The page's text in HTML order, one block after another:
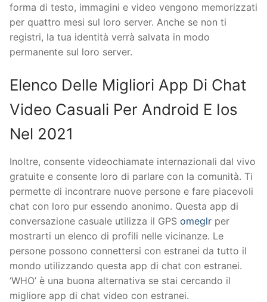
forma di testo, immagini e video vengono memorizzati
per quattro mesi sul loro server. Anche se non ti
registri, la tua identità verrà salvata in modo
permanente sul loro server.
Elenco Delle Migliori App Di Chat
Video Casuali Per Android E Ios
Nel 2021
Inoltre, consente videochiamate internazionali dal vivo
gratuite e consente loro di parlare con la comunità. Ti
permette di incontrare nuove persone e fare piacevoli
chat con loro pur essendo anonimo. Questa app di
conversazione casuale utilizza il GPS omeglr per
mostrarti un elenco di profili nelle vicinanze. Le
persone possono connettersi con estranei da tutto il
mondo utilizzando questa app di chat con estranei.
‘WHO’ è una buona alternativa se stai cercando il
migliore app di chat video con estranei.